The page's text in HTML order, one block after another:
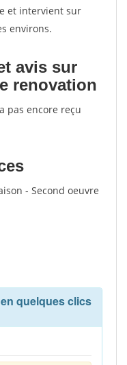
et intervient sur
environs.
avis sur
renovation
pas encore reçu
- Second oeuvre